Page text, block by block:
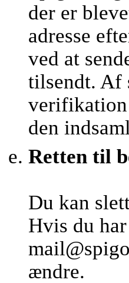
der er
adresse
ved at
tilsendt. Af
verifikation
den
Retten til
Du kan
Hvis du
ændre.